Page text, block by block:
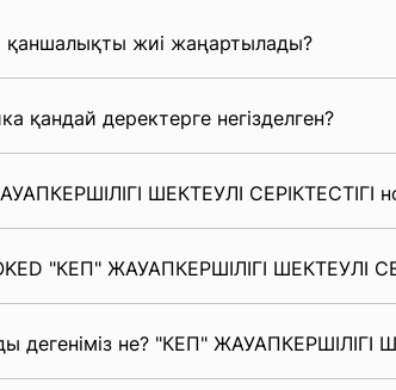
қаншалықты жиі жаңартылады?
қандай деректерге негізделген?
ШЕКТЕУЛІ СЕРІКТЕСТІГІ
"КЕП" ЖАУАПКЕРШІЛІГІ ШЕКТЕУЛІ
дегеніміз не? "КЕП" ЖАУАПКЕРШІЛІГІ